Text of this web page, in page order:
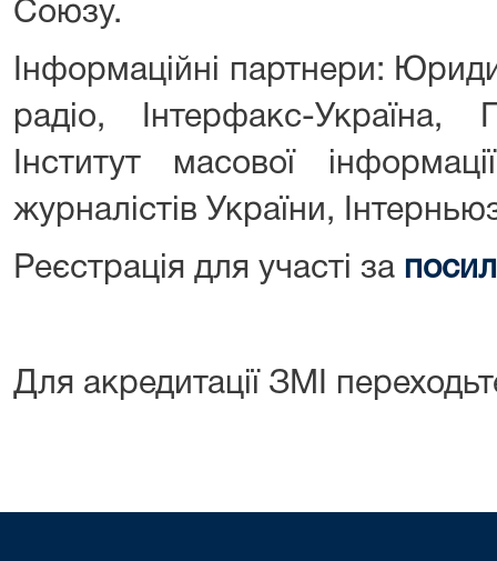
Союзу.
Інформаційні партнери:
радіо, Інтерфакс-Україна,
Інститут масової
журналістів України,
Реєстрація для участі за
Для акредитації ЗМІ